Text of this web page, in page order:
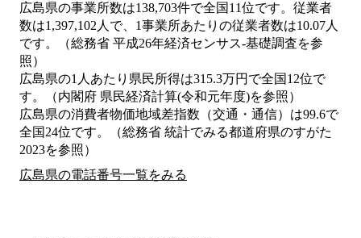
広島県の事業所数は138,703件で全国11位です。従業者
数は1,397,102人で、1事業所あたりの従業者数は10.07人
です。（総務省 平成26年経済センサス‐基礎調査を参
照）
広島県の1人あたり県民所得は315.3万円で全国12位で
す。（内閣府 県民経済計算(令和元年度)を参照）
広島県の消費者物価地域差指数（交通・通信）は99.6で
全国24位です。（総務省 統計でみる都道府県のすがた
2023を参照）
広島県の電話番号一覧をみる